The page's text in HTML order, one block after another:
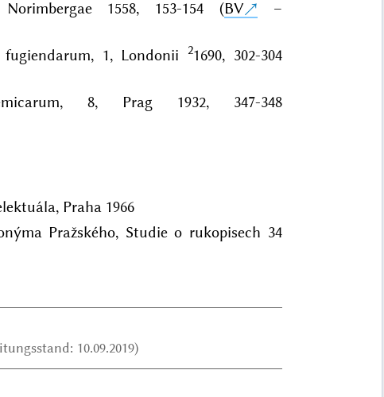
1558, 153-154 (BV
–
1, Londonii 21690, 302-304
8, Prag 1932, 347-348
Praha 1966
Pražského, Studie o rukopisech 34
10.09.2019)